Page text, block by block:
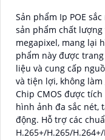
Sản phẩm Ip POE
sản phẩm chất
megapixel, mang lại
phẩm này được
liệu và cung cấp
và tiện lợi, không
Chip CMOS được
hình ảnh đa sắc nét,
động. Hỗ trợ các
H.265+/H.265/